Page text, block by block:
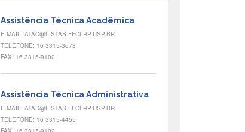
Assistência Técnica Acadêmica
E-MAIL: ATAC@LISTAS.FFCLRP.USP.BR
TELEFONE: 16 3315-3673
FAX: 16 3315-9102
Assistência Técnica Administrativa
E-MAIL: ATAD@LISTAS.FFCLRP.USP.BR
TELEFONE: 16 3315-4455